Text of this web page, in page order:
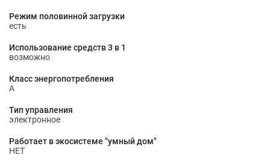
Режим половинной загрузки
есть
Использование средств 3 в 1
возможно
Класс энергопотребления
A
Тип управления
электронное
Работает в экосистеме "умный дом"
НЕТ